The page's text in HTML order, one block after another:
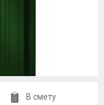
В смету